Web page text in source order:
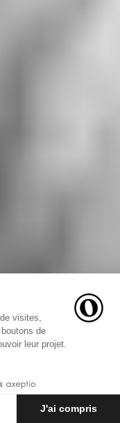
AVENTURES
visites,
de
leur projet.
J'ai compris